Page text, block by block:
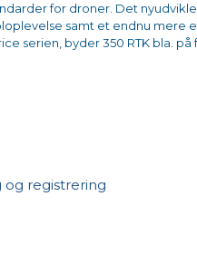
for droner. Det
samt et endnu mere
serien, byder 350 RTK bla.
og registrering